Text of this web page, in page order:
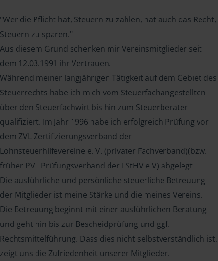
"Wer die Pflicht hat, Steuern zu zahlen, hat auch das Recht,
Steuern zu sparen."
Aus diesem Grund schenken mir Vereinsmitglieder seit
dem 12.03.1991 ihr Vertrauen.
Während meiner langjährigen Tätigkeit auf dem Gebiet des
Steuerrechts habe ich mich vom Steuerfachangestellten
über den Steuerfachwirt bis hin zum Steuerberater
qualifiziert. Im Jahr 1996 habe ich erfolgreich Prüfung vor
dem ZVL Zertifizierungsverband der
Lohnsteuerhilfevereine e. V. (privater Fachverband)(bzw.
früher PVL Prüfungsverband der LStHV e.V) abgelegt.
Die ausführliche und persönliche steuerliche Betreuung
der Mitglieder ist meine Stärke und die meines Vereins.
Die Betreuung beginnt mit einer ausführlichen Beratung
und geht hin bis zur Bescheidprüfung und ggf.
Rechtsmittelführung. Dass dies nicht selbstverständlich ist,
zeigt uns die Zufriedenheit unserer Mitglieder.